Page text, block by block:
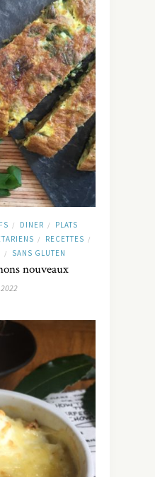
/ DINER /
PLATS
/ RECETTES /
/ SANS GLUTEN
nouveaux